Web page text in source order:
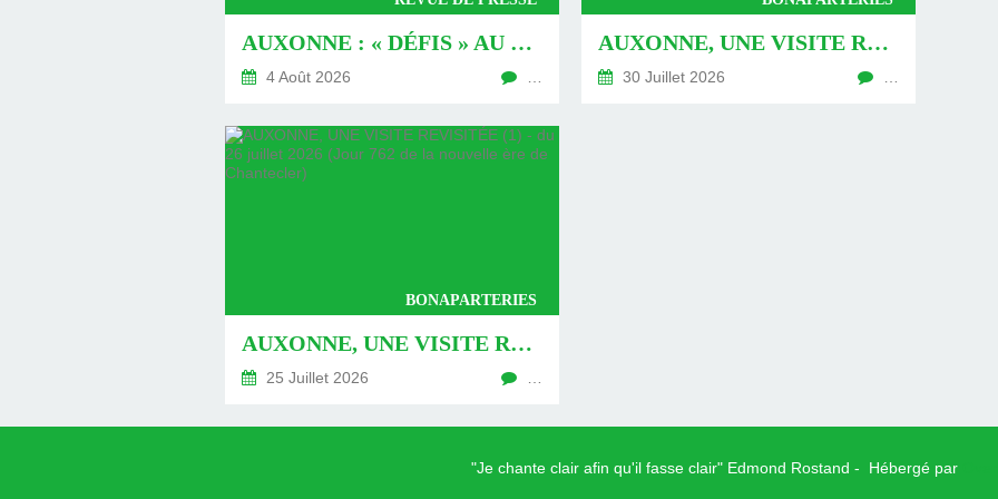
AUXONNE : « DÉFIS » AU PIED DU MUR - DU 04 AOÛT 2026 (JOUR 771 DE LA NOUVELLE ÈRE DE CHANTECLER)
4 Août 2026 …
AUXONNE, UNE VISITE REVISITÉE (2) - DU 30 JUILLET 2026 (JOUR 764 DE LA NOUVELLE ÈRE DE CHANTECLER)
30 Juillet 2026 …
BONAPARTERIES
AUXONNE, UNE VISITE REVISITÉE (1) - DU 26 JUILLET 2026 (JOUR 762 DE LA NOUVELLE ÈRE DE CHANTECLER)
25 Juillet 2026 …
"Je chante clair afin qu'il fasse clair" Edmond Rostand - Hébergé par